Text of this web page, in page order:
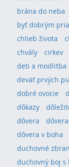
brána do neba
byť dobrým
chlieb života
chvály
cirkev
deti a modlitba
deväť prvých
dobré ovocie
dôkazy
dôvera
dôvera v boha
duchovné
duchovný boj s